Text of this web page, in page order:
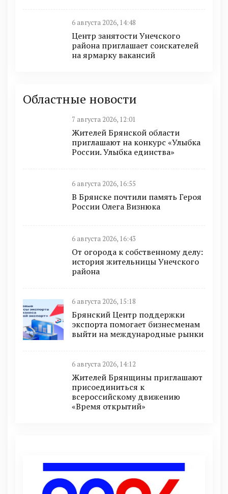
6 августа 2026, 14:48
Центр занятости Унечского
района приглашает соискателей
на ярмарку вакансий
Областные новости
7 августа 2026, 12:01
Жителей Брянской области
приглашают на конкурс «Улыбка
России. Улыбка единства»
6 августа 2026, 16:55
В Брянске почтили память Героя
России Олега Визнюка
6 августа 2026, 16:43
От огорода к собственному делу:
история жительницы Унечского
района
6 августа 2026, 15:18
Брянский Центр поддержки
экспорта помогает бизнесменам
выйти на международные рынки
6 августа 2026, 14:12
Жителей Брянщины приглашают
присоединиться к
всероссийскому движению
«Время открытий»